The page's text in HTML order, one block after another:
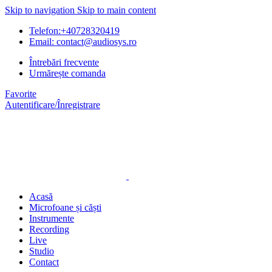
Skip to navigation Skip to main content
Telefon:+40728320419
Email: contact@audiosys.ro
Întrebări frecvente
Urmărește comanda
Favorite
Autentificare/Înregistrare
Acasă
Microfoane și căști
Instrumente
Recording
Live
Studio
Contact